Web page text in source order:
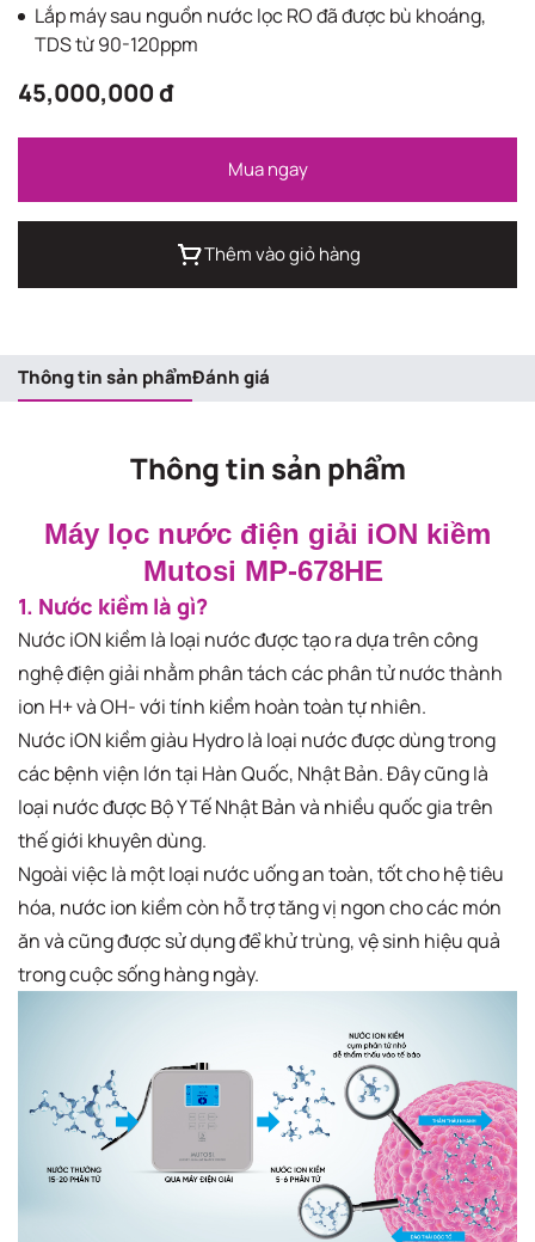
Lắp máy sau nguồn nước lọc RO đã được bù khoáng,
TDS từ 90-120ppm
45,000,000 đ
Mua ngay
Thêm vào giỏ hàng
Thông tin sản phẩmĐánh giá
Thông tin sản phẩm
Máy lọc nước điện giải iON kiềm
Mutosi MP-678HE
1. Nước kiềm là gì?
Nước iON kiềm là loại nước được tạo ra dựa trên công
nghệ điện giải nhằm phân tách các phân tử nước thành
ion H+ và OH- với tính kiềm hoàn toàn tự nhiên.
Nước iON kiềm giàu Hydro là loại nước được dùng trong
các bệnh viện lớn tại Hàn Quốc, Nhật Bản. Đây cũng là
loại nước được Bộ Y Tế Nhật Bản và nhiều quốc gia trên
thế giới khuyên dùng.
Ngoài việc là một loại nước uống an toàn, tốt cho hệ tiêu
hóa, nước ion kiềm còn hỗ trợ tăng vị ngon cho các món
ăn và cũng được sử dụng để khử trùng, vệ sinh hiệu quả
trong cuộc sống hàng ngày.